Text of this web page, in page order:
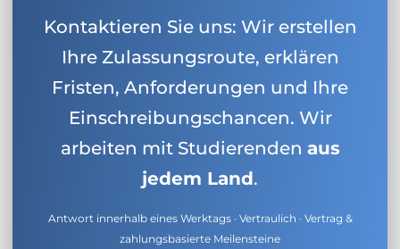
Kontaktieren Sie uns: Wir erstellen
Ihre Zulassungsroute, erklären
Fristen, Anforderungen und Ihre
Einschreibungschancen. Wir
arbeiten mit Studierenden aus
jedem Land.
Antwort innerhalb eines Werktags · Vertraulich · Vertrag &
zahlungsbasierte Meilensteine